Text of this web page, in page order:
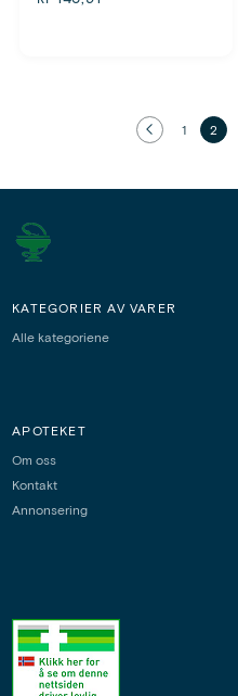
1 2
KATEGORIER AV VARER
Alle kategoriene
APOTEKET
Om oss
Kontakt
Annonsering